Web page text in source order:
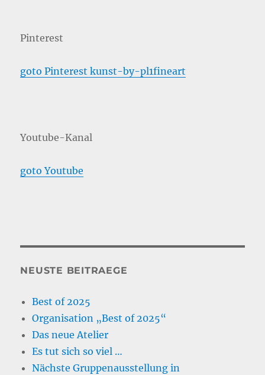
Pinterest
goto Pinterest kunst-by-pl1fineart
Youtube-Kanal
goto Youtube
NEUSTE BEITRAEGE
Best of 2025
Organisation „Best of 2025“
Das neue Atelier
Es tut sich so viel …
Nächste Gruppenausstellung in